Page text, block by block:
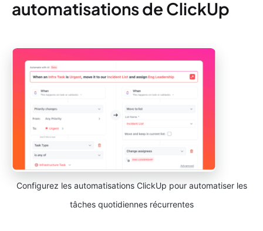
automatisations de ClickUp
Configurez les automatisations ClickUp pour automatiser les
tâches quotidiennes récurrentes